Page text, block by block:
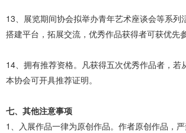
13、展览期间协会拟举办青年艺术座谈会等系列
搭建平台，拓展交流，优秀作品获得者可获优先
14、拥有推荐资格。凡获得五次优秀作品者，若
本协会可开具推荐证明。
七、其他注意事项
1、入展作品一律为原创作品。作者原创作品，严